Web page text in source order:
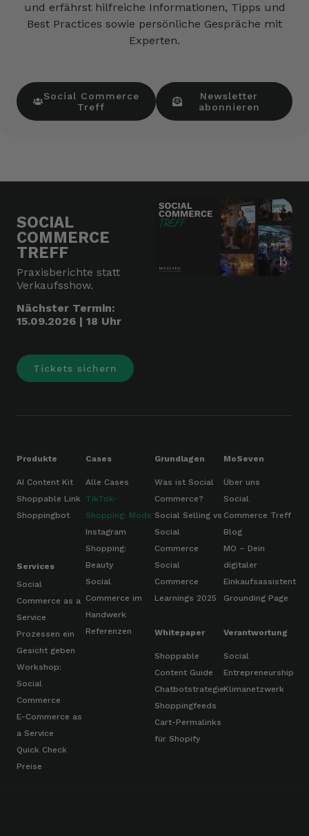
und erfährst hilfreiche Informationen, Tipps und
Best Practices sowie persönliche Gespräche mit
Experten.
Social Commerce
Treff
Newsletter
abonnieren
SOCIAL
COMMERCE
TREFF
Praxisberichte statt
Verkaufsshow.
Nächster Termin:
15.09.2026 | 18 Uhr
Tickets sichern
Produkte
AI Content Kit
Shoppable Link
Shoppingbot
Services
Social
Commerce as a
Service
Prozessen ein
Gesicht geben
Workshop:
Social
Commerce
E-Commerce as
a Service
Quick Check
Preise
Cases
Alle Cases
TikTok-
Shopping: Mode
Instagram
Shopping:
Beauty
Social
Commerce im
Handwerk
Referenzen
Grundlagen
Was ist Social
Commerce?
Social Selling vs
Social
Commerce
Social
Commerce
Learnings 2025
Whitepaper
Shoppable
Content Guide
Chatbotstrategie
Shoppingfeeds
Cart-Permalinks
für Shopify
MoSeven
Über uns
Social
Commerce Treff
Blog
MO – Dein
digitaler
Einkaufsassistent
Grounding Page
Verantwortung
Social
Entrepreneurship
Klimanetzwerk